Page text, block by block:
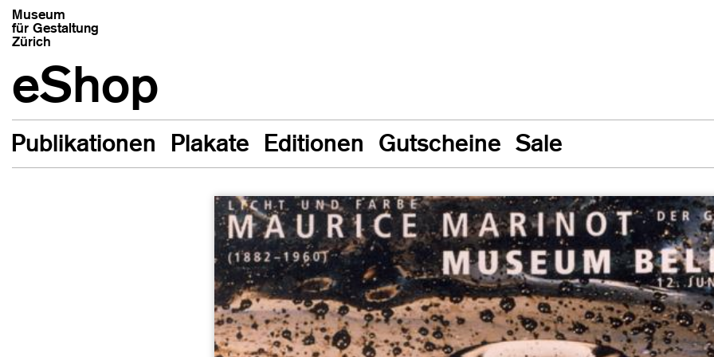
Museum
für Gestaltung
Zürich
eShop
Publikationen Plakate Editionen Gutscheine Sale